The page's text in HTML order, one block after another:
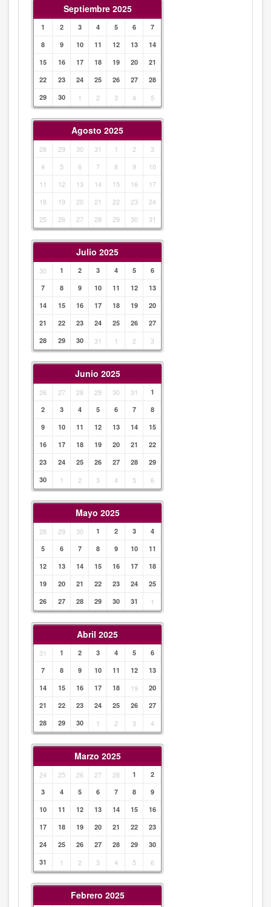
Septiembre 2025
1 2 3 4 5 6
7
8
9 10 11 12 13
14
15
16 17 18 19 20
21
22
23 24 25 26 27
28
29
30 1 2 3 4 5
Agosto 2025
28 29 30 31 1 2
3
4
5 6 7 8 9
10
11
12 13 14 15 16
17
18
19 20 21 22 23
24
25
26 27 28 29 30 31
Julio 2025
30 1 2 3 4 5
6
7
8 9 10 11 12
13
14
15 16 17 18 19
20
21
22 23 24 25 26
27
28
29 30 31 1 2 3
Junio 2025
26 27 28 29 30 31
1
2
3 4 5 6 7
8
9
10 11 12 13 14
15
16
17 18 19 20 21
22
23
24 25 26 27 28
29
30
1 2 3 4 5 6
Mayo 2025
28 29 30 1 2 3
4
5
6 7 8 9 10
11
12
13 14 15 16 17
18
19
20 21 22 23 24
25
26
27 28 29 30 31 1
Abril 2025
31 1 2 3 4 5
6
7
8 9 10 11 12
13
14
15 16 17 18 19
20
21
22 23 24 25 26
27
28
29 30 1 2 3 4
Marzo 2025
24 25 26 27 28 1
2
3
4 5 6 7 8
9
10
11 12 13 14 15
16
17
18 19 20 21 22
23
24
25 26 27 28 29
30
31
1 2 3 4 5 6
Febrero 2025